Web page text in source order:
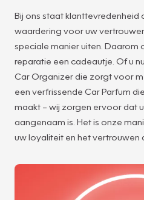
Bij ons staat klanttevredenheid
waardering voor uw
speciale manier uiten.
reparatie een cadeautje. Of u
Car Organizer die zorgt voor
een verfrissende Car Parfum
maakt – wij zorgen ervoor dat
aangenaam is. Het is onze
uw loyaliteit en het vertrouwen